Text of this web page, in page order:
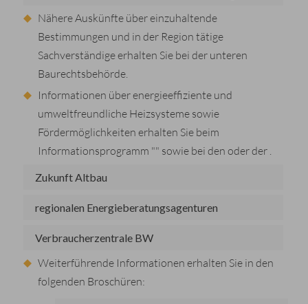
Nähere Auskünfte über einzuhaltende
Bestimmungen und in der Region tätige
Sachverständige erhalten Sie bei der unteren
Baurechtsbehörde.
Informationen über energieeffiziente und
umweltfreundliche Heizsysteme sowie
Fördermöglichkeiten erhalten Sie beim
Informationsprogramm "
Zukunft Altbau
" sowie bei den
regionalen Energieberatungsagenturen
oder der
Verbraucherzentrale BW
.
Weiterführende Informationen erhalten Sie in den
folgenden Broschüren: